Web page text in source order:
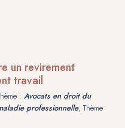
un revirement
travail
: Avocats en droit du
professionnelle, Thème